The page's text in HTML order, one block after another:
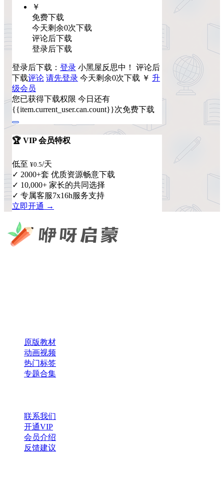
￥
免费下载
今天剩余0次下载
评论后下载
登录后下载
登录后下载： 登录 小黑屋反思中！ 评论后
下载评论 请先登录 今天剩余0次下载 ￥ 升
级会员
您已获得下载权限 今日还有
{{item.current_user.can.count}}次免费下载
🏆 VIP 会员特权
低至 ¥0.5/天
✓ 2000+套 优质资源畅意下载
✓ 10,000+ 家长的共同选择
✓ 专属客服7x16h服务支持
立即开通 →
原版教材
动画视频
热门标签
专题合集
联系我们
开通VIP
会员介绍
反馈建议